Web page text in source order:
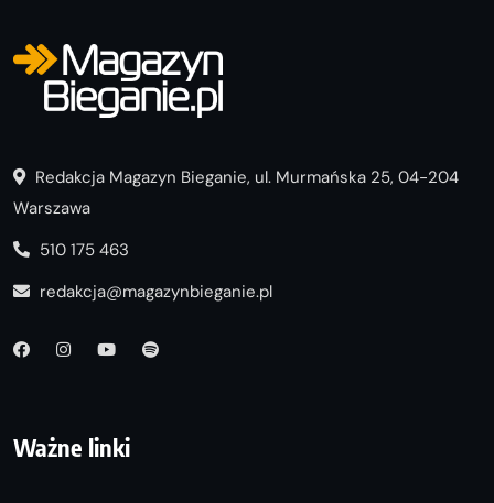
Redakcja Magazyn Bieganie, ul. Murmańska 25, 04-204
Warszawa
510 175 463
redakcja@magazynbieganie.pl
Ważne linki